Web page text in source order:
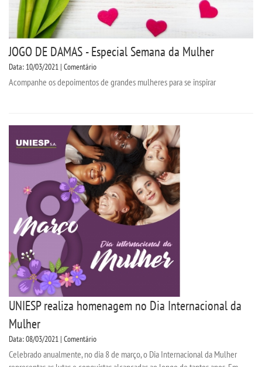
JOGO DE DAMAS - Especial Semana da Mulher
Data: 10/03/2021 | Comentário
Acompanhe os depoimentos de grandes mulheres para se inspirar
UNIESP realiza homenagem no Dia Internacional da
Mulher
Data: 08/03/2021 | Comentário
Celebrado anualmente, no dia 8 de março, o Dia Internacional da Mulher